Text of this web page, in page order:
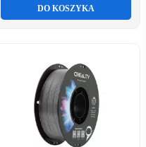
DO KOSZYKA